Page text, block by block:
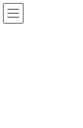
コ
ン
ナ
ビ